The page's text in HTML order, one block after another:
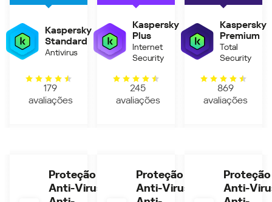
Kaspersky
Standard
Antivirus
Kaspersky
Plus
Internet
Security
Kaspersky
Premium
Total
Security
179
avaliações
245
avaliações
869
avaliações
Proteção
Anti-Virus,
Proteção
Anti-Virus,
Proteção
Anti-